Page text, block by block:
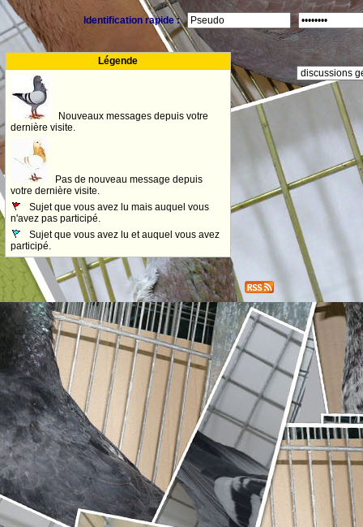
Identification rapide :
Légende
Nouveaux messages depuis votre
dernière visite.
Pas de nouveau message depuis
votre dernière visite.
Sujet que vous avez lu mais auquel vous
n'avez pas participé.
Sujet que vous avez lu et auquel vous avez
participé.